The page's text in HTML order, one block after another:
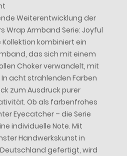
Weiterentwicklung der
Wrap Armband Serie: Joyful
Kollektion kombiniert ein
das sich mit einem
Choker verwandelt, mit
acht strahlenden Farben
zum Ausdruck purer
Ob als farbenfrohes
Eyecatcher – die Serie
individuelle Note. Mit
Handwerkskunst in
gefertigt, wird